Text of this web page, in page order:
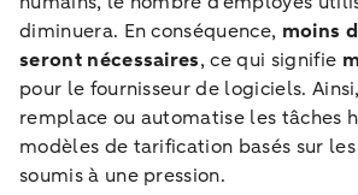
diminuera. En conséquence, moins
seront nécessaires, ce qui signifie
pour le fournisseur de logiciels.
remplace ou automatise les tâches
modèles de tarification basés sur
soumis à une pression.